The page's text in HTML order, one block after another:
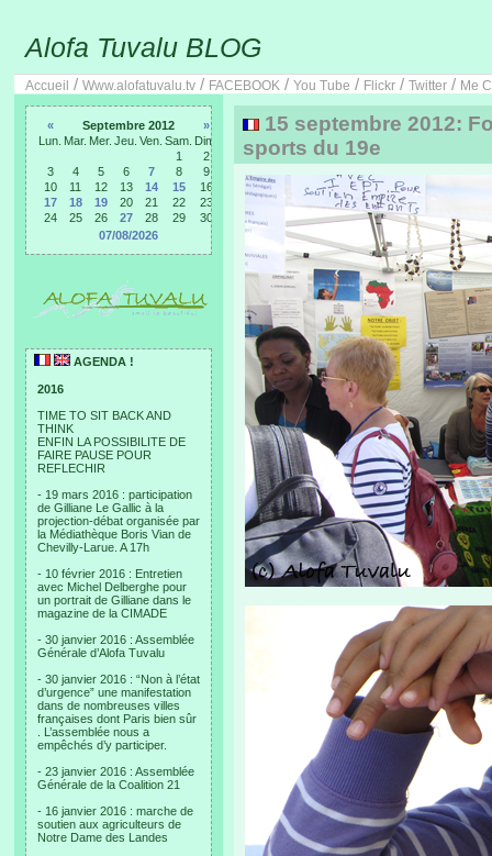
Alofa Tuvalu BLOG
Accueil / Www.alofatuvalu.tv / FACEBOOK / You Tube / Flickr / Twitter / Me
« Septembre 2012
»
Lun. Mar. Mer. Jeu. Ven. Sam. Dim.
1
2
3
4 5 6 7 8
9
10
11 12 13 14 15
16
17
18 19 20 21 22
23
24
25 26 27 28 29
30
07/08/2026
AGENDA !
2016
TIME TO SIT BACK AND
THINK
ENFIN LA POSSIBILITE DE
FAIRE PAUSE POUR
REFLECHIR
- 19 mars 2016 : participation
de Gilliane Le Gallic à la
projection-débat organisée par
la Médiathèque Boris Vian de
Chevilly-Larue. A 17h
- 10 février 2016 : Entretien
avec Michel Delberghe pour
un portrait de Gilliane dans le
magazine de la CIMADE
- 30 janvier 2016 : Assemblée
Générale d’Alofa Tuvalu
- 30 janvier 2016 : “Non à l’état
d’urgence” une manifestation
dans de nombreuses villes
françaises dont Paris bien sûr
. L’assemblée nous a
empêchés d’y participer.
- 23 janvier 2016 : Assemblée
Générale de la Coalition 21
- 16 janvier 2016 : marche de
soutien aux agriculteurs de
Notre Dame des Landes
15 septembre 2012:
sports du 19e